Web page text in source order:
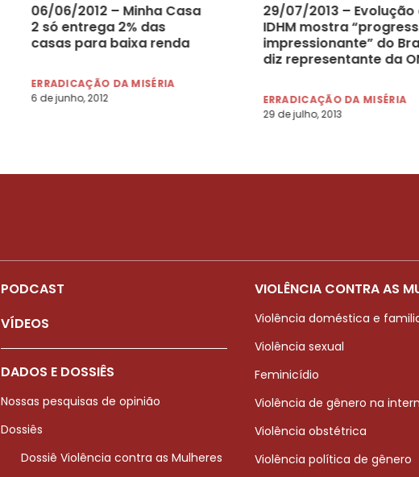
06/06/2012 – Minha Casa
2 só entrega 2% das
casas para baixa renda
ERRADICAÇÃO DA MISÉRIA
6 de junho, 2012
29/07/2013 – Evolução
IDHM mostra
impressionante” do
diz representante da
ERRADICAÇÃO DA MISÉRIA
29 de julho, 2013
PODCAST
VÍDEOS
DADOS E DOSSIÊS
Nossas pesquisas de opinião
Dossiês
Dossiê Violência contra as Mulheres
VIOLÊNCIA CONTRA AS
Violência doméstica e
Violência sexual
Feminicídio
Violência de gênero na
Violência obstétrica
Violência política de gênero